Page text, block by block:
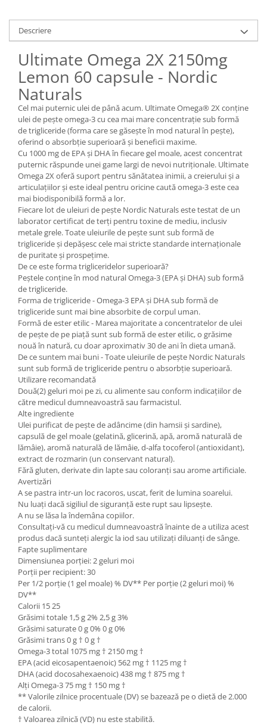
Descriere
Ultimate Omega 2X 2150mg
Lemon 60 capsule - Nordic
Naturals
Cel mai puternic ulei de până acum. Ultimate Omega® 2X conține
ulei de pește omega-3 cu cea mai mare concentrație sub formă
de trigliceride (forma care se găsește în mod natural în pește),
oferind o absorbție superioară și beneficii maxime.
Cu 1000 mg de EPA și DHA în fiecare gel moale, acest concentrat
puternic răspunde unei game largi de nevoi nutriționale. Ultimate
Omega 2X oferă suport pentru sănătatea inimii, a creierului și a
articulațiilor și este ideal pentru oricine caută omega-3 este cea
mai biodisponibilă formă a lor.
Fiecare lot de uleiuri de pește Nordic Naturals este testat de un
laborator certificat de terți pentru toxine de mediu, inclusiv
metale grele. Toate uleiurile de pește sunt sub formă de
trigliceride și depășesc cele mai stricte standarde internaționale
de puritate și prospețime.
De ce este forma trigliceridelor superioară?
Peștele conține în mod natural Omega-3 (EPA și DHA) sub formă
de trigliceride.
Forma de trigliceride - Omega-3 EPA și DHA sub formă de
trigliceride sunt mai bine absorbite de corpul uman.
Formă de ester etilic - Marea majoritate a concentratelor de ulei
de pește de pe piață sunt sub formă de ester etilic, o grăsime
nouă în natură, cu doar aproximativ 30 de ani în dieta umană.
De ce suntem mai buni - Toate uleiurile de pește Nordic Naturals
sunt sub formă de trigliceride pentru o absorbție superioară.
Utilizare recomandată
Două(2) geluri moi pe zi, cu alimente sau conform indicațiilor de
către medicul dumneavoastră sau farmacistul.
Alte ingrediente
Ulei purificat de pește de adâncime (din hamsii și sardine),
capsulă de gel moale (gelatină, glicerină, apă, aromă naturală de
lămâie), aromă naturală de lămâie, d-alfa tocoferol (antioxidant),
extract de rozmarin (un conservant natural).
Fără gluten, derivate din lapte sau coloranți sau arome artificiale.
Avertizări
A se pastra intr-un loc racoros, uscat, ferit de lumina soarelui.
Nu luați dacă sigiliul de siguranță este rupt sau lipsește.
A nu se lăsa la îndemâna copiilor.
Consultați-vă cu medicul dumneavoastră înainte de a utiliza acest
produs dacă sunteți alergic la iod sau utilizați diluanți de sânge.
Fapte suplimentare
Dimensiunea porției: 2 geluri moi
Porții per recipient: 30
Per 1/2 porție (1 gel moale) % DV** Per porție (2 geluri moi) %
DV**
Calorii 15 25
Grăsimi totale 1,5 g 2% 2,5 g 3%
Grăsimi saturate 0 g 0% 0 g 0%
Grăsimi trans 0 g † 0 g †
Omega-3 total 1075 mg † 2150 mg †
EPA (acid eicosapentaenoic) 562 mg † 1125 mg †
DHA (acid docosahexaenoic) 438 mg † 875 mg †
Alți Omega-3 75 mg † 150 mg †
** Valorile zilnice procentuale (DV) se bazează pe o dietă de 2.000
de calorii.
† Valoarea zilnică (VD) nu este stabilită.